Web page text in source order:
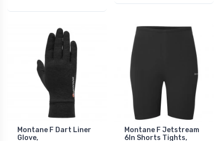
Montane F Dart Liner
Glove,
Montane F Jetstream
6In Shorts Tights,